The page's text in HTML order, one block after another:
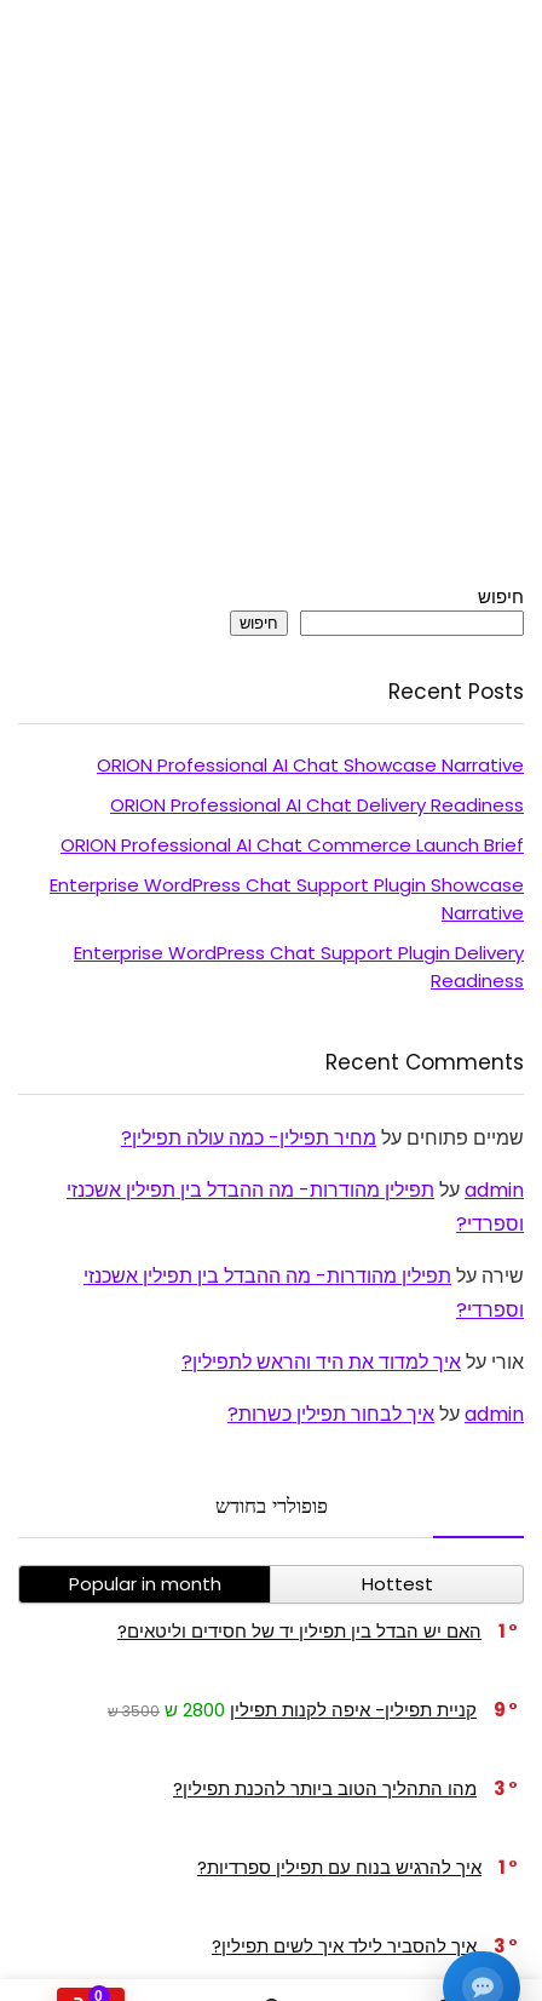
0
חיפוש
חיפוש
Recent Posts
ORION Professional AI Chat Showcase Narrative
ORION Professional AI Chat Delivery Readiness
ORION Professional AI Chat Commerce Launch Brief
Enterprise WordPress Chat Support Plugin Showcase
Narrative
Enterprise WordPress Chat Support Plugin Delivery
Readiness
Recent Comments
שמיים פתוחים על מחיר תפילין- כמה עולה תפילין?
adminעל תפילין מהודרות- מה ההבדל בין תפילין אשכנזי
וספרדי?
שירה על תפילין מהודרות- מה ההבדל בין תפילין אשכנזי
וספרדי?
אורי עלאיך למדוד את היד והראש לתפילין?
adminעלאיך לבחור תפילין כשרות?
פופולרי בחודש
Popular in month
Hottest
1
האם יש הבדל בין תפילין יד של חסידים וליטאים?
9 קניית תפילין- איפה לקנות תפילין 2800 ש 3500 ש
3 מהו התהליך הטוב ביותר להכנת תפילין?
1 איך להרגיש בנוח עם תפילין ספרדיות?
3 איך להסביר לילד איך לשים תפילין?